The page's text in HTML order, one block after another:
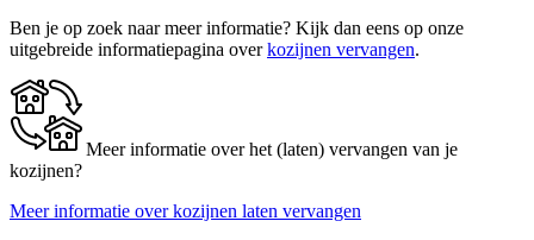
Ben je op zoek naar meer informatie? Kijk dan eens op onze
uitgebreide informatiepagina overkozijnen vervangen.
Meer informatie over het (laten) vervangen van je
kozijnen?
Meer informatie over kozijnen laten vervangen